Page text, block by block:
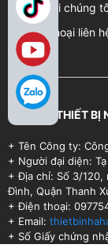
Kết nối với chúng
Số điện thoại liên
SIÊU THỊ THIẾT BỊ
+ Tên Công ty:
+ Người đại diện:
+ Địa chỉ: Số 3/120,
Đình, Quận Thanh
+ Điện thoại:
+ Email:
+ Số Giấy chứng